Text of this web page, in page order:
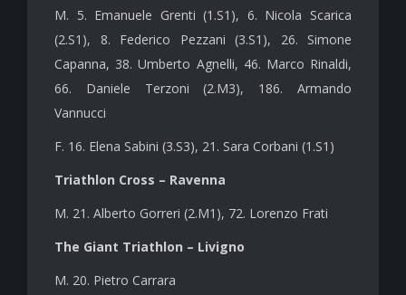
M. 5. Emanuele Grenti (1.S1), 6. Nicola Scarica
(2.S1), 8. Federico Pezzani (3.S1), 26. Simone
Capanna, 38. Umberto Agnelli, 46. Marco Rinaldi,
66. Daniele Terzoni (2.M3), 186. Armando
Vannucci
F. 16. Elena Sabini (3.S3), 21. Sara Corbani (1.S1)
Triathlon Cross – Ravenna
M. 21. Alberto Gorreri (2.M1), 72. Lorenzo Frati
The Giant Triathlon – Livigno
M. 20. Pietro Carrara